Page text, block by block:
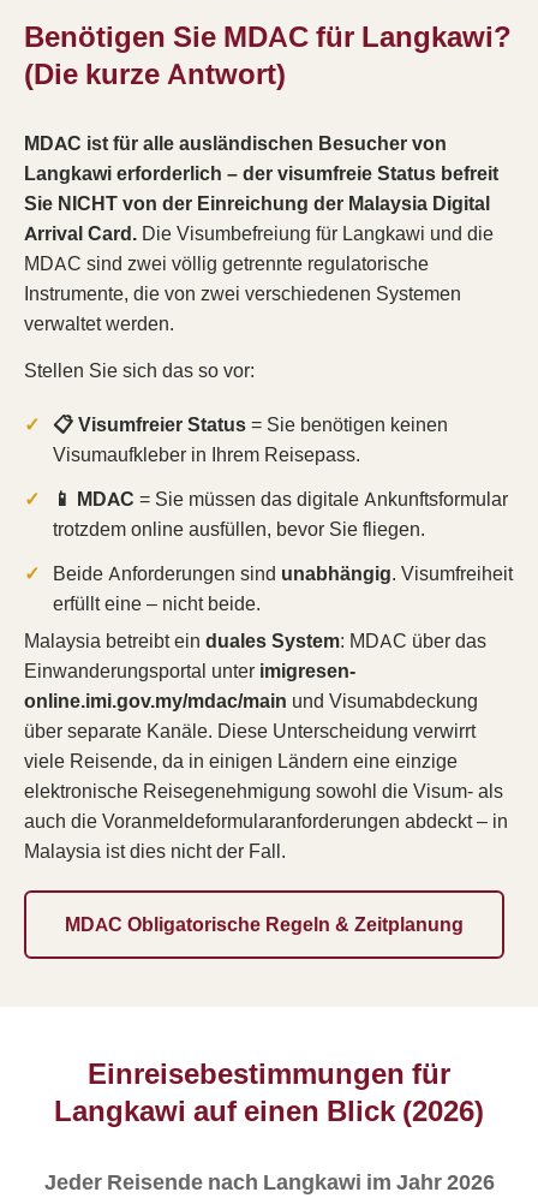
Benötigen Sie MDAC für Langkawi?
(Die kurze Antwort)
MDAC ist für alle ausländischen Besucher von
Langkawi erforderlich – der visumfreie Status befreit
Sie NICHT von der Einreichung der Malaysia Digital
Arrival Card. Die Visumbefreiung für Langkawi und die
MDAC sind zwei völlig getrennte regulatorische
Instrumente, die von zwei verschiedenen Systemen
verwaltet werden.
Stellen Sie sich das so vor:
📋 Visumfreier Status= Sie benötigen keinen
Visumaufkleber in Ihrem Reisepass.
📱 MDAC = Sie müssen das digitale Ankunftsformular
trotzdem online ausfüllen, bevor Sie fliegen.
Beide Anforderungen sind unabhängig. Visumfreiheit
erfüllt eine – nicht beide.
Malaysia betreibt ein duales System: MDAC über das
Einwanderungsportal unter imigresen-
online.imi.gov.my/mdac/main und Visumabdeckung
über separate Kanäle. Diese Unterscheidung verwirrt
viele Reisende, da in einigen Ländern eine einzige
elektronische Reisegenehmigung sowohl die Visum- als
auch die Voranmeldeformularanforderungen abdeckt – in
Malaysia ist dies nicht der Fall.
MDAC Obligatorische Regeln & Zeitplanung
Einreisebestimmungen für
Langkawi auf einen Blick (2026)
Jeder Reisende nach Langkawi im Jahr 2026